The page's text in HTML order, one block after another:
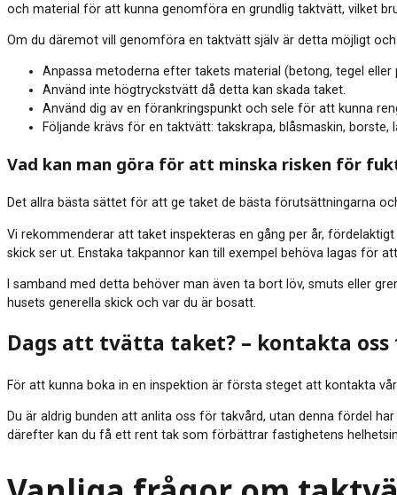
och material för att kunna genomföra en grundlig taktvätt, vilket
Om du däremot vill genomföra en taktvätt själv är detta möjligt
Anpassa metoderna efter takets material (betong, tegel eller
Använd inte högtryckstvätt då detta kan skada taket.
Använd dig av en förankringspunkt och sele för att kunna
Följande krävs för en taktvätt: takskrapa, blåsmaskin, borste,
Vad kan man göra för att minska risken för
Det allra bästa sättet för att ge taket de bästa förutsättningarna
Vi rekommenderar att taket inspekteras en gång per år,
skick ser ut. Enstaka takpannor kan till exempel behöva lagas för
I samband med detta behöver man även ta bort löv, smuts eller
husets generella skick och var du är bosatt.
Dags att tvätta taket? – kontakta
För att kunna boka in en inspektion är första steget att kontakta
Du är aldrig bunden att anlita oss för takvård, utan denna fördel
därefter kan du få ett rent tak som förbättrar fastighetens